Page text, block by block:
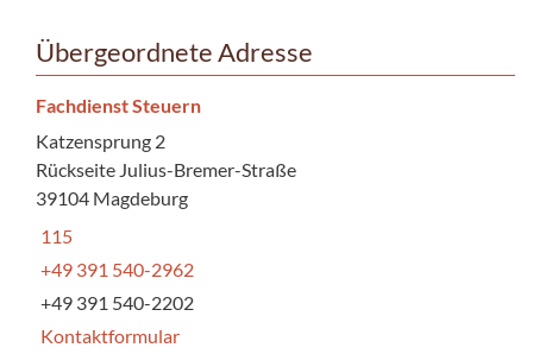
Übergeordnete Adresse
Fachdienst Steuern
Katzensprung 2
Rückseite Julius-Bremer-Straße
39104 Magdeburg
115
+49 391 540-2962
+49 391 540-2202
Kontaktformular